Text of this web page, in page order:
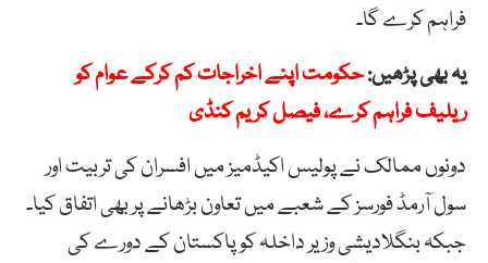
فراہم کرے گا۔
یہ بھی پڑھیں:حکومت اپنے اخراجات کم کرکے عوام کو
ریلیف فراہم کرے، فیصل کریم کنڈی
دونوں ممالک نے پولیس اکیڈمیز میں افسران کی تربیت اور
سول آرمڈ فورسز کے شعبے میں تعاون بڑھانے پر بھی اتفاق کیا۔
جبکہ بنگلادیشی وزیر داخلہ کو پاکستان کے دورے کی